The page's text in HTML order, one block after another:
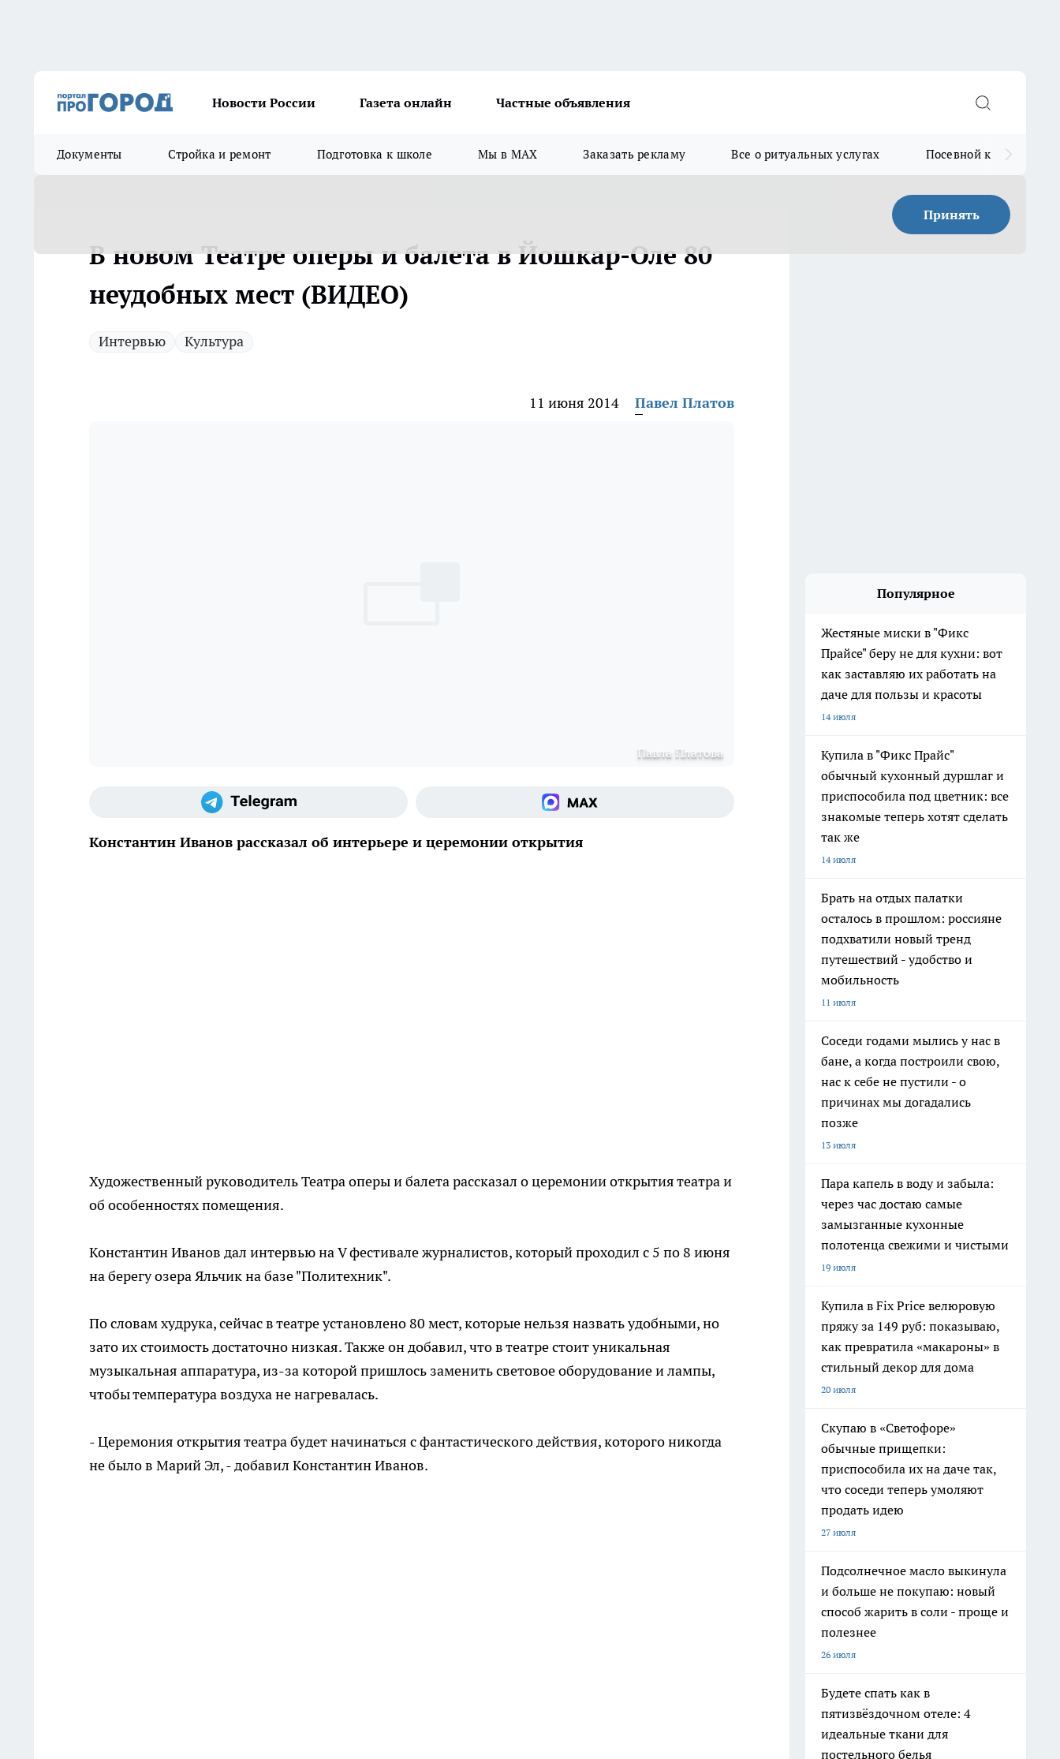
Новости России Газета онлайн Частные объявления
Документы Стройка и ремонт Подготовка к школе Мы в MAX Заказать рекламу Все о ритуальных услугах Посевной календарь
Принять
В новом Театре оперы и балета в Йошкар-Оле 80
неудобных мест (ВИДЕО)
Интервью Культура
11 июня 2014 Павел Платов
Павла Платова
Константин Иванов рассказал об интерьере и церемонии открытия
Художественный руководитель Театра оперы и балета рассказал о церемонии открытия театра и
об особенностях помещения.
Константин Иванов дал интервью на V фестивале журналистов, который проходил с 5 по 8 июня
на берегу озера Яльчик на базе "Политехник".
По словам худрука, сейчас в театре установлено 80 мест, которые нельзя назвать удобными, но
зато их стоимость достаточно низкая. Также он добавил, что в театре стоит уникальная
музыкальная аппаратура, из-за которой пришлось заменить световое оборудование и лампы,
чтобы температура воздуха не нагревалась.
- Церемония открытия театра будет начинаться с фантастического действия, которого никогда
не было в Марий Эл, - добавил Константин Иванов.
Популярное
Жестяные миски в "Фикс
Прайсе" беру не для кухни: вот
как заставляю их работать на
даче для пользы и красоты
14 июля
Купила в "Фикс Прайс"
обычный кухонный дуршлаг и
приспособила под цветник: все
знакомые теперь хотят сделать
так же
14 июля
Брать на отдых палатки
осталось в прошлом: россияне
подхватили новый тренд
путешествий - удобство и
мобильность
11 июля
Соседи годами мылись у нас в
бане, а когда построили свою,
нас к себе не пустили - о
причинах мы догадались
позже
13 июля
Пара капель в воду и забыла:
через час достаю самые
замызганные кухонные
полотенца свежими и чистыми
19 июля
Купила в Fix Price велюровую
пряжу за 149 руб: показываю,
как превратила «макароны» в
стильный декор для дома
20 июля
Скупаю в «Светофоре»
обычные прищепки:
приспособила их на даче так,
что соседи теперь умоляют
продать идею
27 июля
Подсолнечное масло выкинула
и больше не покупаю: новый
способ жарить в соли - проще и
полезнее
26 июля
Будете спать как в
пятизвёздочном отеле: 4
идеальные ткани для
постельного белья